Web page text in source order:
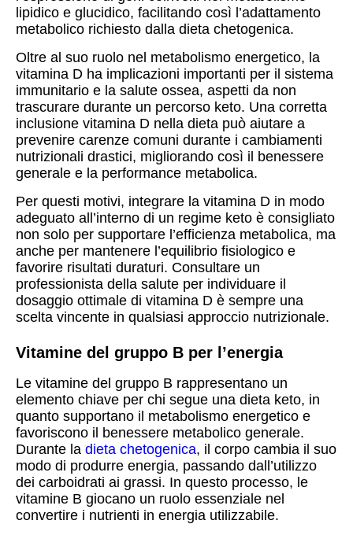
lipidico e glucidico, facilitando così l’adattamento
metabolico richiesto dalla dieta chetogenica.
Oltre al suo ruolo nel metabolismo energetico, la
vitamina D ha implicazioni importanti per il sistema
immunitario e la salute ossea, aspetti da non
trascurare durante un percorso keto. Una corretta
inclusione vitamina D nella dieta può aiutare a
prevenire carenze comuni durante i cambiamenti
nutrizionali drastici, migliorando così il benessere
generale e la performance metabolica.
Per questi motivi, integrare la vitamina D in modo
adeguato all’interno di un regime keto è consigliato
non solo per supportare l’efficienza metabolica, ma
anche per mantenere l’equilibrio fisiologico e
favorire risultati duraturi. Consultare un
professionista della salute per individuare il
dosaggio ottimale di vitamina D è sempre una
scelta vincente in qualsiasi approccio nutrizionale.
Vitamine del gruppo B per l’energia
Le vitamine del gruppo B rappresentano un
elemento chiave per chi segue una dieta keto, in
quanto supportano il metabolismo energetico e
favoriscono il benessere metabolico generale.
Durante la dieta chetogenica, il corpo cambia il suo
modo di produrre energia, passando dall’utilizzo
dei carboidrati ai grassi. In questo processo, le
vitamine B giocano un ruolo essenziale nel
convertire i nutrienti in energia utilizzabile.